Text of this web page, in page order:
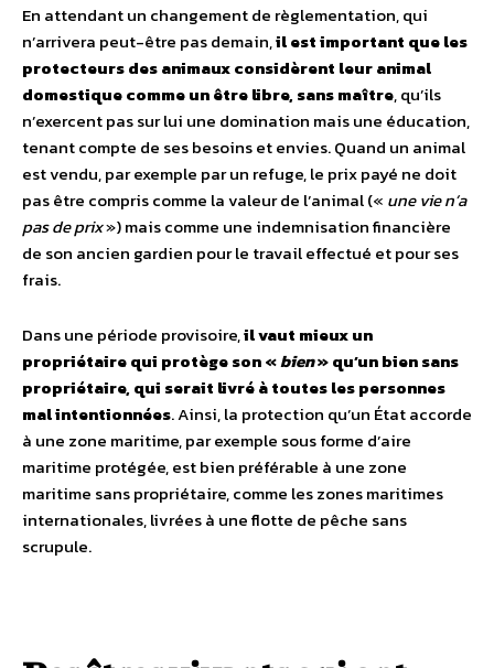
En attendant un changement de règlementation, qui
n’arrivera peut-être pas demain,il est important que les
protecteurs des animaux considèrent leur animal
domestique comme un être libre, sans maître, qu’ils
n’exercent pas sur lui une domination mais une éducation,
tenant compte de ses besoins et envies. Quand un animal
est vendu, par exemple par un refuge, le prix payé ne doit
pas être compris comme la valeur de l’animal (« une vie n’a
pas de prix») mais comme une indemnisation financière
de son ancien gardien pour le travail effectué et pour ses
frais.
Dans une période provisoire,il vaut mieux un
propriétaire qui protège son «bien» qu’un bien sans
propriétaire, qui serait livré à toutes les personnes
mal intentionnées. Ainsi, la protection qu’un État accorde
à une zone maritime, par exemple sous forme d’aire
maritime protégée, est bien préférable à une zone
maritime sans propriétaire, comme les zones maritimes
internationales, livrées à une flotte de pêche sans
scrupule.